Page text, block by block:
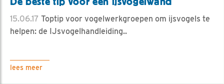
15.06.17 Toptip voor vogelwerkgroepen om ijsvogels te
helpen: de IJsvogelhandleiding..
lees meer